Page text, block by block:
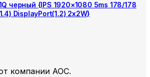
черный {IPS 1920×1080 5ms 178/178
DisplayPort(1.2) 2x2W}
компании AOC.